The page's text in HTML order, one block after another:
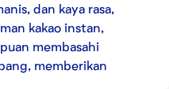
dan kaya rasa,
kakao instan,
membasahi
memberikan